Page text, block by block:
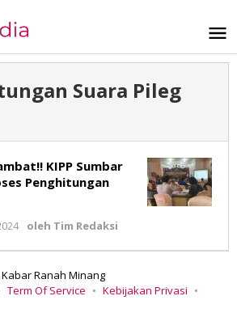
Suara Pileg
KIPP Sumbar
Penghitungan
oleh Tim Redaksi
Ranah Minang
Term Of Service
Kebijakan Privasi